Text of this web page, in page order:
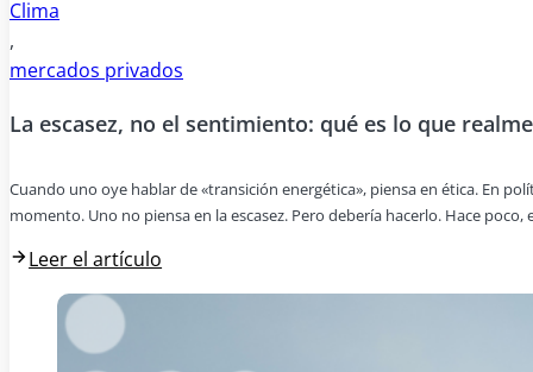
Clima
,
mercados privados
La escasez, no el sentimiento: qué es lo que
Cuando uno oye hablar de «transición energética», piensa en ética. En
momento. Uno no piensa en la escasez. Pero debería hacerlo. Hace
Leer el artículo